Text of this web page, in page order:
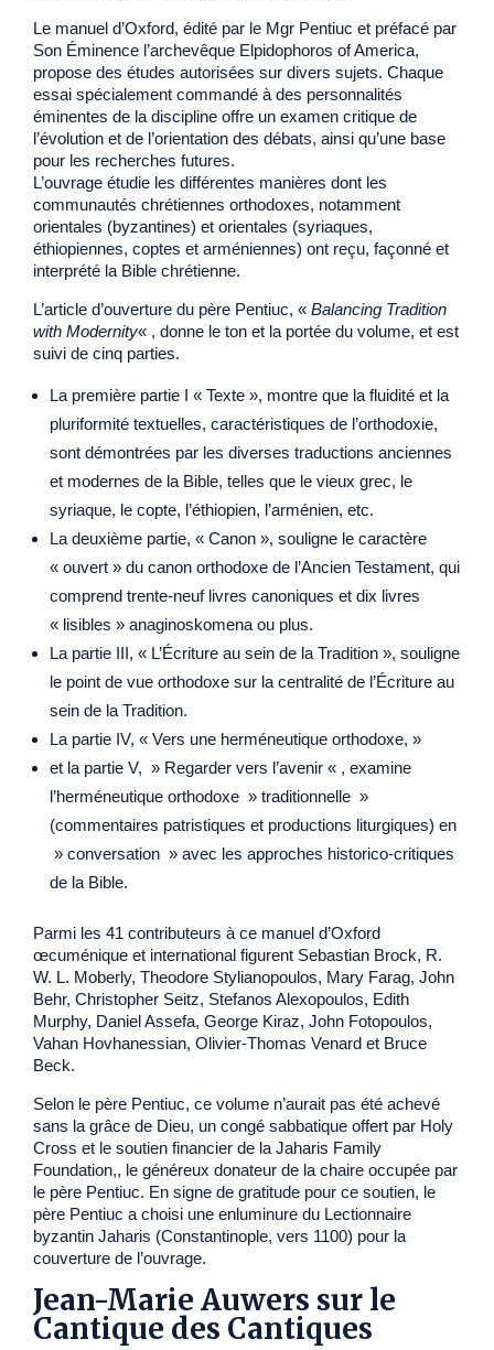
Le manuel d’Oxford, édité par le Mgr Pentiuc et préfacé par
Son Éminence l’archevêque Elpidophoros of America,
propose des études autorisées sur divers sujets. Chaque
essai spécialement commandé à des personnalités
éminentes de la discipline offre un examen critique de
l’évolution et de l’orientation des débats, ainsi qu’une base
pour les recherches futures.
L’ouvrage étudie les différentes manières dont les
communautés chrétiennes orthodoxes, notamment
orientales (byzantines) et orientales (syriaques,
éthiopiennes, coptes et arméniennes) ont reçu, façonné et
interprété la Bible chrétienne.
L’article d’ouverture du père Pentiuc, « Balancing Tradition
with Modernity« , donne le ton et la portée du volume, et est
suivi de cinq parties.
La première partie I « Texte », montre que la fluidité et la
pluriformité textuelles, caractéristiques de l’orthodoxie,
sont démontrées par les diverses traductions anciennes
et modernes de la Bible, telles que le vieux grec, le
syriaque, le copte, l’éthiopien, l’arménien, etc.
La deuxième partie, « Canon », souligne le caractère
« ouvert » du canon orthodoxe de l’Ancien Testament, qui
comprend trente-neuf livres canoniques et dix livres
« lisibles » anaginoskomena ou plus.
La partie III, « L’Écriture au sein de la Tradition », souligne
le point de vue orthodoxe sur la centralité de l’Écriture au
sein de la Tradition.
La partie IV, « Vers une herméneutique orthodoxe, »
et la partie V, » Regarder vers l’avenir « , examine
l’herméneutique orthodoxe » traditionnelle »
(commentaires patristiques et productions liturgiques) en
» conversation » avec les approches historico-critiques
de la Bible.
Parmi les 41 contributeurs à ce manuel d’Oxford
œcuménique et international figurent Sebastian Brock, R.
W. L. Moberly, Theodore Stylianopoulos, Mary Farag, John
Behr, Christopher Seitz, Stefanos Alexopoulos, Edith
Murphy, Daniel Assefa, George Kiraz, John Fotopoulos,
Vahan Hovhanessian, Olivier-Thomas Venard et Bruce
Beck.
Selon le père Pentiuc, ce volume n’aurait pas été achevé
sans la grâce de Dieu, un congé sabbatique offert par Holy
Cross et le soutien financier de la Jaharis Family
Foundation,, le généreux donateur de la chaire occupée par
le père Pentiuc. En signe de gratitude pour ce soutien, le
père Pentiuc a choisi une enluminure du Lectionnaire
byzantin Jaharis (Constantinople, vers 1100) pour la
couverture de l’ouvrage.
Jean-Marie Auwers sur le
Cantique des Cantiques